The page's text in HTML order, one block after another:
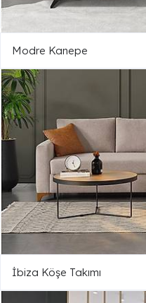
Modre Kanepe
İbiza Köşe Takımı